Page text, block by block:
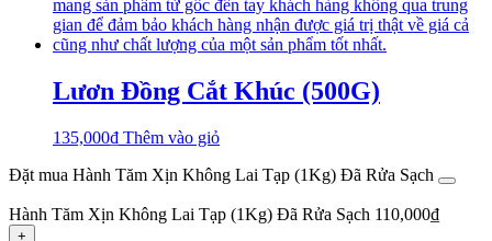
Lươn Đồng Cắt Khúc (500G)
135,000₫ Thêm vào giỏ
Đặt mua Hành Tăm Xịn Không Lai Tạp (1Kg) Đã Rửa Sạch
Hành Tăm Xịn Không Lai Tạp (1Kg) Đã Rửa Sạch 110,000₫
+